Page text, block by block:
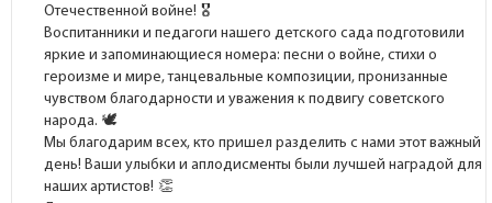
Отечественной войне!
Воспитанники и педагоги нашего детского сада подготовили
яркие и запоминающиеся номера: песни о войне, стихи о
героизме и мире, танцевальные композиции, пронизанные
чувством благодарности и уважения к подвигу советского
народа.
Мы благодарим всех, кто пришел разделить с нами этот важный
день! Ваши улыбки и аплодисменты были лучшей наградой для
наших артистов!